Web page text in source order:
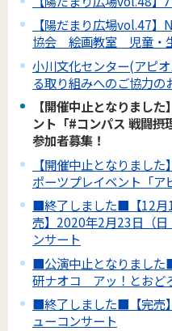
【陽だまり広場vol.47
協会 絵画教室 児童・
小川文化センター(アピ
る取り組みへのご協力の
【開催中止となりまし
ント「#コンパス 戦闘摂
参加者募集！
【開催中止となりまし
ポーツプレイベント「ア
■終了しました■【12月
売】2020年2月23日（日
ンサート
■公演中止となりました
研ナオコ アッ！とおど
■終了しました■【完売
ューコンサート